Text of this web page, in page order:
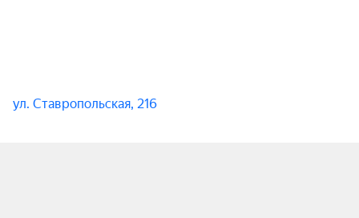
ул. Ставропольская, 216